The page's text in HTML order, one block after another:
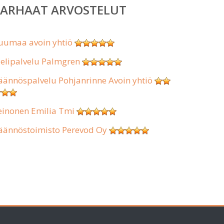
ARVOSTELUT
avoin yhtiö
Palmgren
Pohjanrinne Avoin yhtiö
Emilia Tmi
Perevod Oy